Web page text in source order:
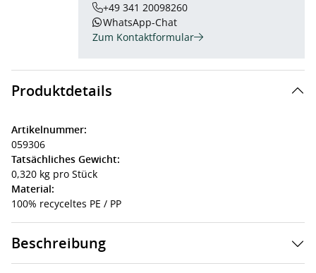
+49 341 20098260
WhatsApp-Chat
Zum Kontaktformular
Produktdetails
Artikelnummer:
059306
Tatsächliches Gewicht:
0,320 kg pro Stück
Material:
100% recyceltes PE / PP
Beschreibung